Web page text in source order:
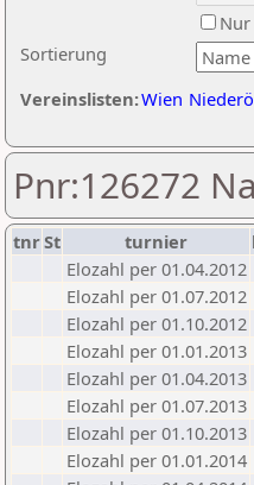
Sortierung
Nur
Vereinslisten:Wien
Pnr:126272
tnrSt turnier
Elozahl per 01.04.2012
Elozahl per 01.07.2012
Elozahl per 01.10.2012
Elozahl per 01.01.2013
Elozahl per 01.04.2013
Elozahl per 01.07.2013
Elozahl per 01.10.2013
Elozahl per 01.01.2014